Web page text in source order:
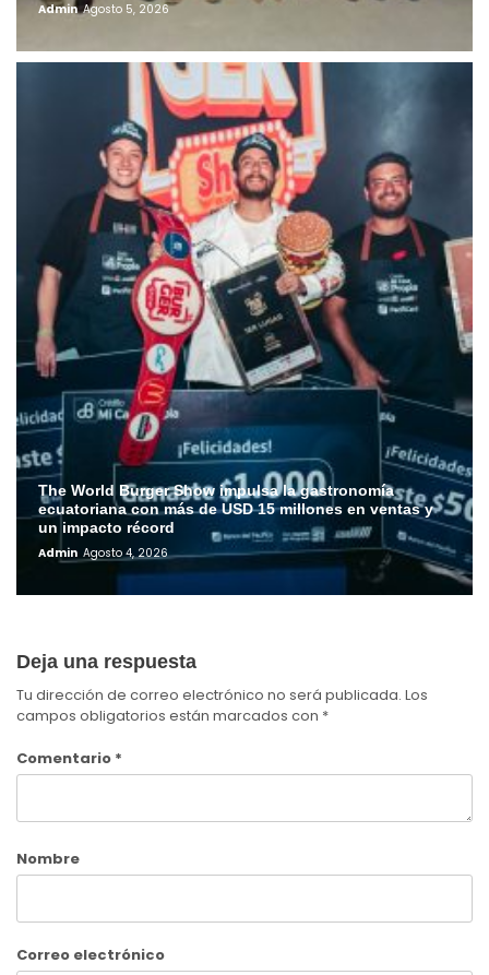
Admin Agosto 5, 2026
The World Burger Show impulsa la gastronomía
ecuatoriana con más de USD 15 millones en ventas y
un impacto récord
Admin Agosto 4, 2026
Deja una respuesta
Tu dirección de correo electrónico no será publicada. Los
campos obligatorios están marcados con *
Comentario *
Nombre
Correo electrónico